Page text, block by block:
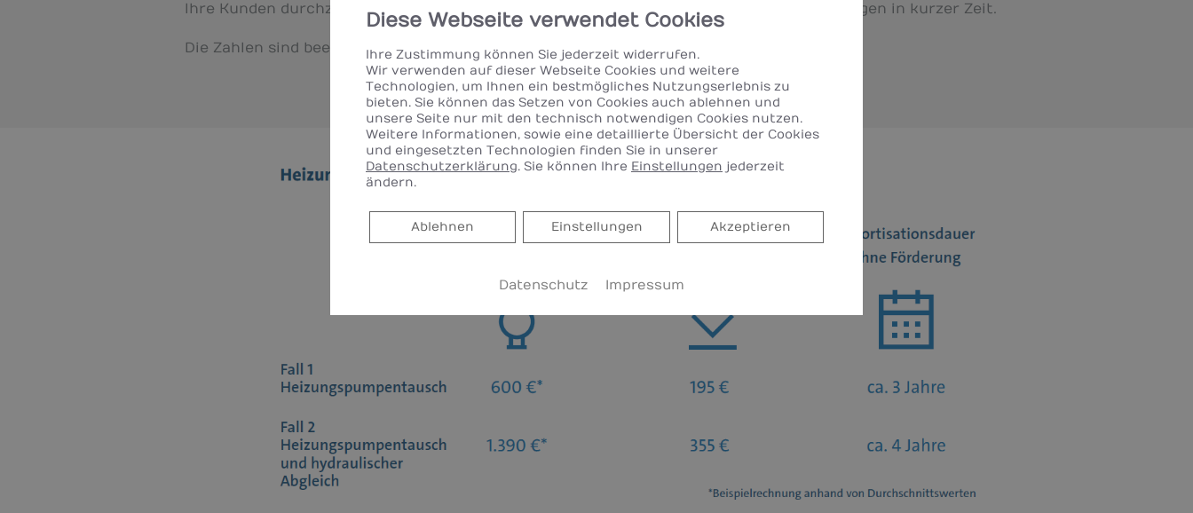
Ihre Kunden durchzuführen. Und sie amortisieren sich dank der großen Energieeinsparungen in kurzer Zeit.
Die Zahlen sind beeindruckend.
Diese Webseite verwendet Cookies
Ihre Zustimmung können Sie jederzeit widerrufen.
Wir verwenden auf dieser Webseite Cookies und weitere
Technologien, um Ihnen ein bestmögliches Nutzungserlebnis zu
bieten. Sie können das Setzen von Cookies auch ablehnen und
unsere Seite nur mit den technisch notwendigen Cookies nutzen.
Weitere Informationen, sowie eine detaillierte Übersicht der Cookies
und eingesetzten Technologien finden Sie in unserer
Datenschutzerklärung. Sie können Ihre Einstellungen jederzeit
ändern.
Akzeptieren
Einstellungen
Ablehnen
Ablehnen
Datenschutz Impressum